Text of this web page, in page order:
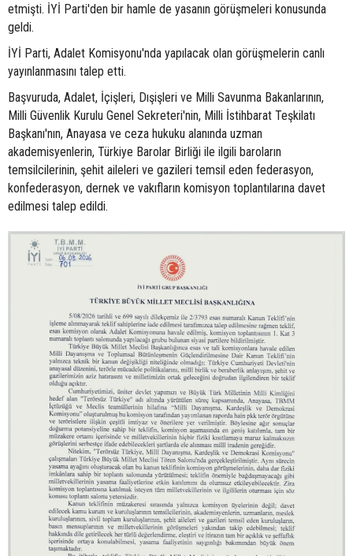
etmişti. İYİ Parti'den bir hamle de yasanın görüşmeleri konusunda
geldi.
İYİ Parti, Adalet Komisyonu'nda yapılacak olan görüşmelerin canlı
yayınlanmasını talep etti.
Başvuruda, Adalet, İçişleri, Dışişleri ve Milli Savunma Bakanlarının,
Milli Güvenlik Kurulu Genel Sekreteri'nin, Milli İstihbarat Teşkilatı
Başkanı'nın, Anayasa ve ceza hukuku alanında uzman
akademisyenlerin, Türkiye Barolar Birliği ile ilgili baroların
temsilcilerinin, şehit aileleri ve gazileri temsil eden federasyon,
konfederasyon, dernek ve vakıfların komisyon toplantılarına davet
edilmesi talep edildi.